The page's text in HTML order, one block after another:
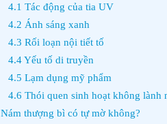
4.1 Tác động của tia UV
4.2 Ánh sáng xanh
4.3 Rối loạn nội tiết tố
4.4Yếu tố di truyền
4.5 Lạm dụng mỹ phẩm
4.6 Thói quen sinh hoạt không lành
Nám thượng bì có tự mờ không?